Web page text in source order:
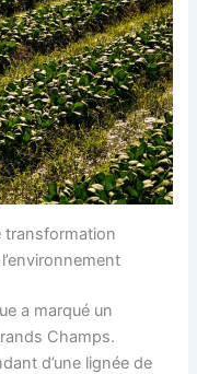
transformation
a marqué un
Champs.
d’une lignée de